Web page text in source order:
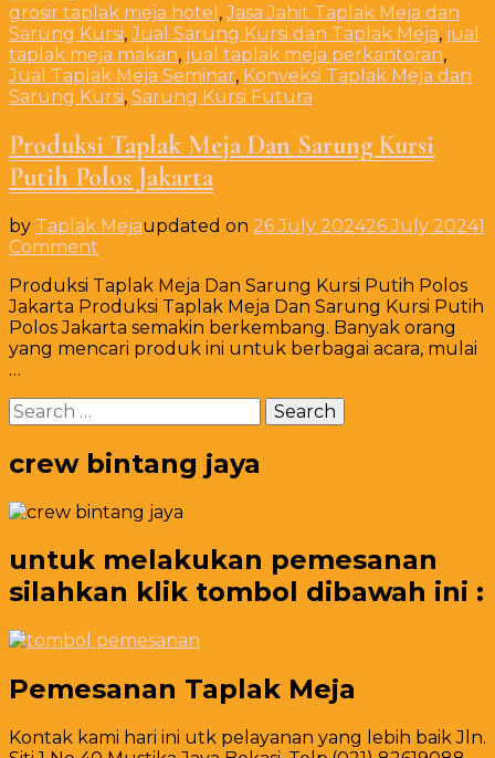
grosir taplak meja hotel ,Jasa Jahit Taplak Meja dan
Sarung Kursi,Jual Sarung Kursi dan Taplak Meja, jual
taplak meja makan, jual taplak meja perkantoran,
Jual Taplak Meja Seminar, Konveksi Taplak Meja dan
Sarung Kursi, Sarung Kursi Futura
Produksi Taplak Meja Dan Sarung Kursi
Putih Polos Jakarta
by Taplak Mejaupdated on 26 July 202426 July 20241
Comment
Taplak
Meja
Dan
Sarung
Produksi Taplak Meja Dan Sarung Kursi Putih Polos
Jakarta Produksi Taplak Meja Dan Sarung Kursi Putih
Polos Jakarta semakin berkembang. Banyak orang
yang mencari produk ini untuk berbagai acara, mulai
…
Search
for:
crew bintang jaya
untuk melakukan pemesanan
silahkan klik tombol dibawah ini :
Pemesanan Taplak Meja
Kontak kami hari ini utk pelayanan yang lebih baik Jln.